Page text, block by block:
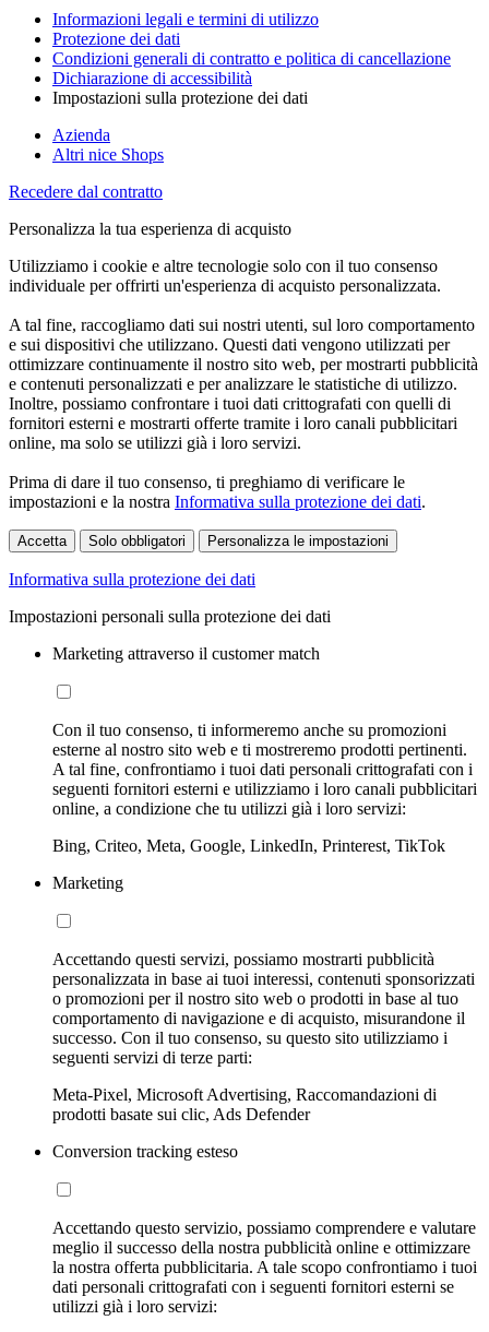
Informazioni legali e termini di utilizzo
Protezione dei dati
Condizioni generali di contratto e politica di cancellazione
Dichiarazione di accessibilità
Impostazioni sulla protezione dei dati
Azienda
Altri nice Shops
Recedere dal contratto
Personalizza la tua esperienza di acquisto
Utilizziamo i cookie e altre tecnologie solo con il tuo consenso
individuale per offrirti un'esperienza di acquisto personalizzata.
A tal fine, raccogliamo dati sui nostri utenti, sul loro comportamento
e sui dispositivi che utilizzano. Questi dati vengono utilizzati per
ottimizzare continuamente il nostro sito web, per mostrarti pubblicità
e contenuti personalizzati e per analizzare le statistiche di utilizzo.
Inoltre, possiamo confrontare i tuoi dati crittografati con quelli di
fornitori esterni e mostrarti offerte tramite i loro canali pubblicitari
online, ma solo se utilizzi già i loro servizi.
Prima di dare il tuo consenso, ti preghiamo di verificare le
impostazioni e la nostra Informativa sulla protezione dei dati.
Accetta Solo obbligatori Personalizza le impostazioni
Informativa sulla protezione dei dati
Impostazioni personali sulla protezione dei dati
Marketing attraverso il customer match
Con il tuo consenso, ti informeremo anche su promozioni
esterne al nostro sito web e ti mostreremo prodotti pertinenti.
A tal fine, confrontiamo i tuoi dati personali crittografati con i
seguenti fornitori esterni e utilizziamo i loro canali pubblicitari
online, a condizione che tu utilizzi già i loro servizi:
Bing, Criteo, Meta, Google, LinkedIn, Printerest, TikTok
Marketing
Accettando questi servizi, possiamo mostrarti pubblicità
personalizzata in base ai tuoi interessi, contenuti sponsorizzati
o promozioni per il nostro sito web o prodotti in base al tuo
comportamento di navigazione e di acquisto, misurandone il
successo. Con il tuo consenso, su questo sito utilizziamo i
seguenti servizi di terze parti:
Meta-Pixel, Microsoft Advertising, Raccomandazioni di
prodotti basate sui clic, Ads Defender
Conversion tracking esteso
Accettando questo servizio, possiamo comprendere e valutare
meglio il successo della nostra pubblicità online e ottimizzare
la nostra offerta pubblicitaria. A tale scopo confrontiamo i tuoi
dati personali crittografati con i seguenti fornitori esterni se
utilizzi già i loro servizi: